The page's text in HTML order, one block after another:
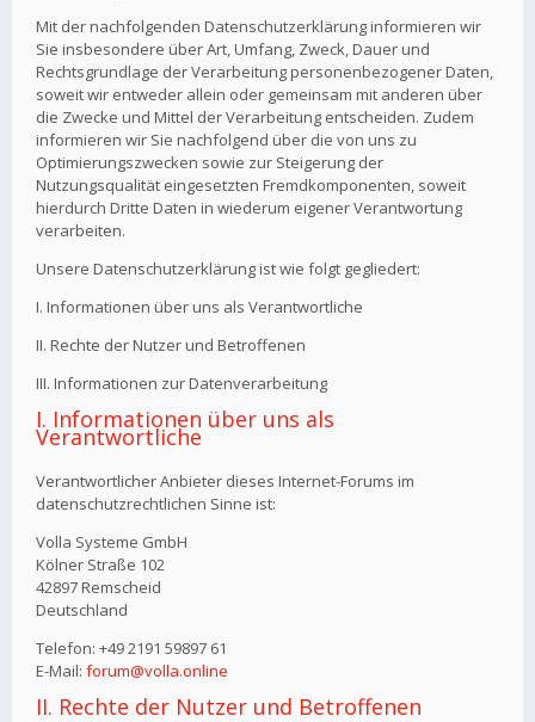
Mit der nachfolgenden Datenschutzerklärung informieren wir
Sie insbesondere über Art, Umfang, Zweck, Dauer und
Rechtsgrundlage der Verarbeitung personenbezogener Daten,
soweit wir entweder allein oder gemeinsam mit anderen über
die Zwecke und Mittel der Verarbeitung entscheiden. Zudem
informieren wir Sie nachfolgend über die von uns zu
Optimierungszwecken sowie zur Steigerung der
Nutzungsqualität eingesetzten Fremdkomponenten, soweit
hierdurch Dritte Daten in wiederum eigener Verantwortung
verarbeiten.
Unsere Datenschutzerklärung ist wie folgt gegliedert:
I. Informationen über uns als Verantwortliche
II. Rechte der Nutzer und Betroffenen
III. Informationen zur Datenverarbeitung
I. Informationen über uns als
Verantwortliche
Verantwortlicher Anbieter dieses Internet-Forums im
datenschutzrechtlichen Sinne ist:
Volla Systeme GmbH
Kölner Straße 102
42897 Remscheid
Deutschland
Telefon: +49 2191 59897 61
E-Mail: forum@volla.online
II. Rechte der Nutzer und Betroffenen